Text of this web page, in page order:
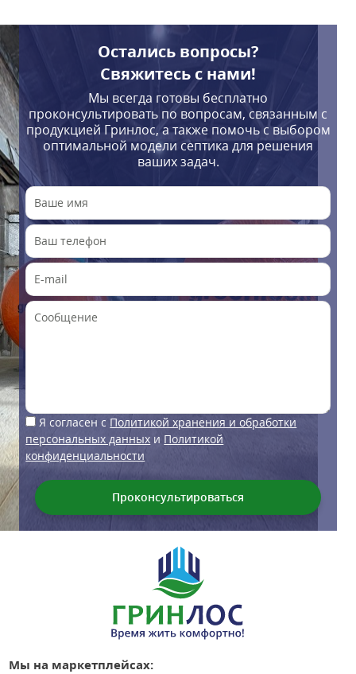
Остались вопросы?
Свяжитесь с нами!
Мы всегда готовы бесплатно
проконсультировать по вопросам, связанным с
продукцией Гринлос, а также помочь с выбором
оптимальной модели септика для решения
ваших задач.
Я согласен с Политикой хранения и обработки
персональных данных и Политикой
конфиденциальности
Мы на маркетплейсах: